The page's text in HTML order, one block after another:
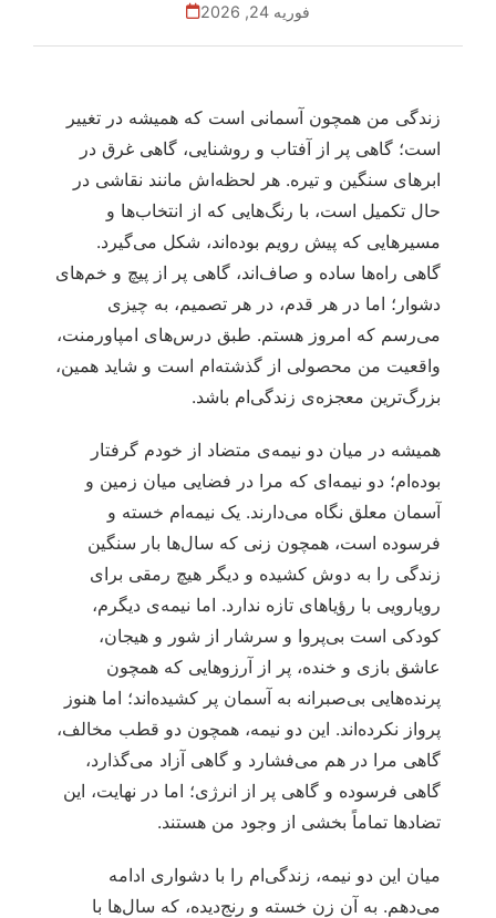
فوریه 24, 2026
زندگی من همچون آسمانی است که همیشه در تغییر
است؛ گاهی پر از آفتاب و روشنایی، گاهی غرق در
ابرهای سنگین و تیره. هر لحظه‌اش مانند نقاشی در
حال تکمیل است، با رنگ‌هایی که از انتخاب‌ها و
مسیرهایی که پیش رویم بوده‌اند، شکل می‌گیرد.
گاهی راه‌ها ساده و صاف‌اند، گاهی پر از پیچ و خم‌های
دشوار؛ اما در هر قدم، در هر تصمیم، به چیزی
می‌رسم که امروز هستم. طبق درس‌های امپاورمنت،
واقعیت من محصولی از گذشته‌ام است و شاید همین،
بزرگ‌ترین معجزه‌ی زندگی‌ام باشد.
همیشه در میان دو نیمه‌ی متضاد از خودم گرفتار
بوده‌ام؛ دو نیمه‌ای که مرا در فضایی میان زمین و
آسمان معلق نگاه می‌دارند. یک نیمه‌ام خسته و
فرسوده است، همچون زنی که سال‌ها بار سنگین
زندگی را به دوش کشیده و دیگر هیچ رمقی برای
رویارویی با رؤیاهای تازه ندارد. اما نیمه‌ی دیگرم،
کودکی است بی‌پروا و سرشار از شور و هیجان،
عاشق بازی و خنده، پر از آرزوهایی که همچون
پرنده‌هایی بی‌صبرانه به آسمان پر کشیده‌اند؛ اما هنوز
پرواز نکرده‌اند. این دو نیمه، همچون دو قطب مخالف،
گاهی مرا در هم می‌فشارد و گاهی آزاد می‌گذارد،
گاهی فرسوده و گاهی پر از انرژی؛ اما در نهایت، این
تضادها تماماً بخشی از وجود من هستند.
میان این دو نیمه، زندگی‌ام را با دشواری ادامه
می‌دهم. به آن زن خسته و رنج‌دیده، که سال‌ها با